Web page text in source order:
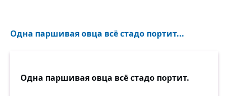
Одна паршивая овца всё стадо портит...
Одна паршивая овца всё стадо портит.